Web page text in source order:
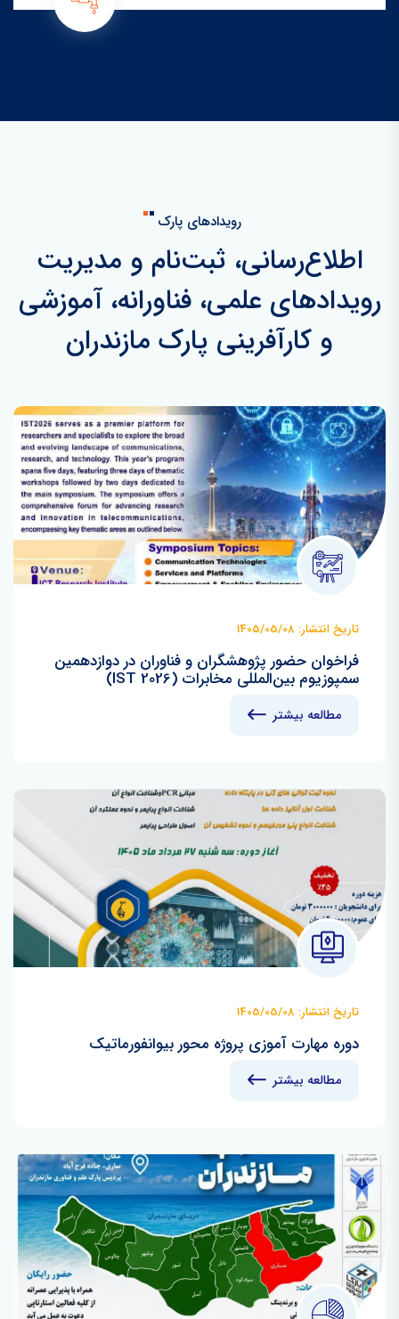
رویدادهای پارک
اطلاع‌رسانی، ثبت‌نام و مدیریت
رویدادهای علمی، فناورانه، آموزشی
و کارآفرینی پارک مازندران
تاریخ انتشار: 1405/05/08
فراخوان حضور پژوهشگران و فناوران در دوازدهمین
سمپوزیوم بین‌المللی مخابرات (IST 2026)
مطالعه بیشتر
تاریخ انتشار: 1405/05/08
دوره مهارت آموزی پروژه محور بیوانفورماتیک
مطالعه بیشتر